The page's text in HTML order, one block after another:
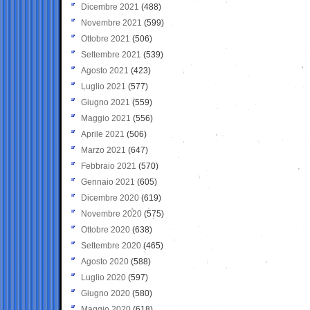
Dicembre 2021 (488)
Novembre 2021 (599)
Ottobre 2021 (506)
Settembre 2021 (539)
Agosto 2021 (423)
Luglio 2021 (577)
Giugno 2021(559)
Maggio 2021 (556)
Aprile 2021 (506)
Marzo 2021 (647)
Febbraio 2021 (570)
Gennaio 2021 (605)
Dicembre 2020 (619)
Novembre 2020 (575)
Ottobre 2020 (638)
Settembre 2020(465)
Agosto 2020 (588)
Luglio 2020 (597)
Giugno 2020 (580)